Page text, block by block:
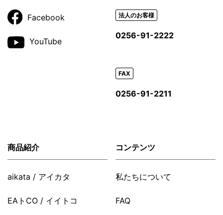
Facebook
YouTube
法人のお客様
0256-91-2222
FAX
0256-91-2211
商品紹介
aikata / アイカタ
EAトCO / イイトコ
コンテンツ
私たちについて
FAQ